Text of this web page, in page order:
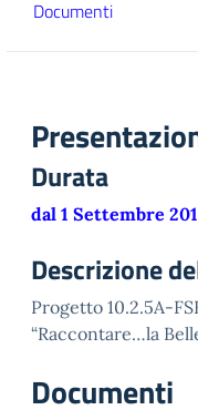
Documenti
Durata
dal 1 Settembre
Descrizione
Progetto 10.2.5A-
“Raccontare…la
Documenti